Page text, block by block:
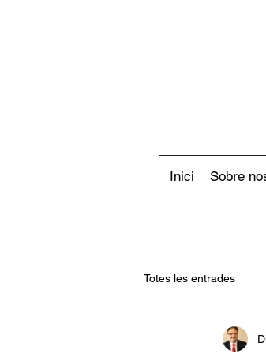
Inici Sobre
Totes les entrades